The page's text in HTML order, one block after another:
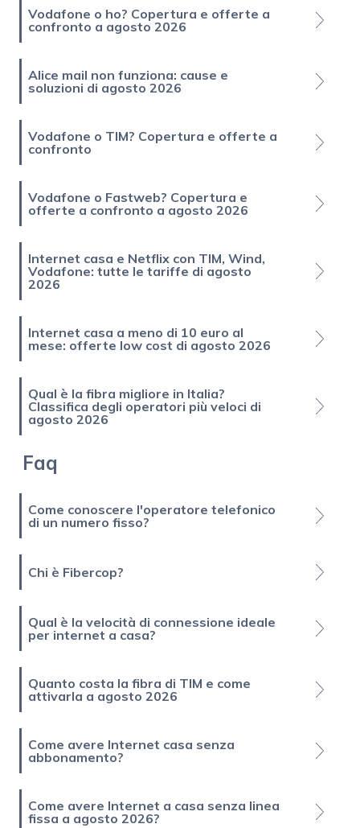
Vodafone o ho? Copertura e offerte a
confronto a agosto 2026
Alice mail non funziona: cause e
soluzioni di agosto 2026
Vodafone o TIM? Copertura e offerte a
confronto
Vodafone o Fastweb? Copertura e
offerte a confronto a agosto 2026
Internet casa e Netflix con TIM, Wind,
Vodafone: tutte le tariffe di agosto
2026
Internet casa a meno di 10 euro al
mese: offerte low cost di agosto 2026
Qual è la fibra migliore in Italia?
Classifica degli operatori più veloci di
agosto 2026
Faq
Come conoscere l'operatore telefonico
di un numero fisso?
Chi è Fibercop?
Qual è la velocità di connessione ideale
per internet a casa?
Quanto costa la fibra di TIM e come
attivarla a agosto 2026
Come avere Internet casa senza
abbonamento?
Come avere Internet a casa senza linea
fissa a agosto 2026?